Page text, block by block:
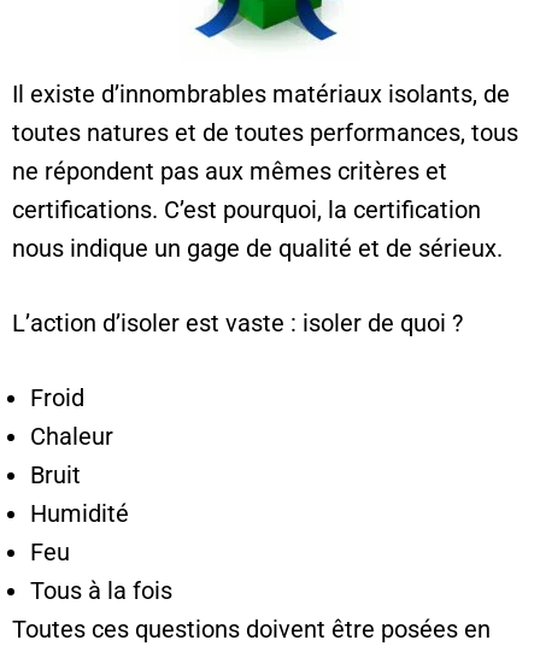
Il existe d’innombrables matériaux isolants, de
toutes natures et de toutes performances, tous
ne répondent pas aux mêmes critères et
certifications. C’est pourquoi, la certification
nous indique un gage de qualité et de sérieux.
L’action d’isoler est vaste : isoler de quoi ?
Froid
Chaleur
Bruit
Humidité
Feu
Tous à la fois
Toutes ces questions doivent être posées en